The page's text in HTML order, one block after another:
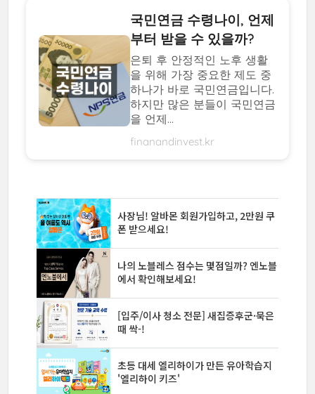
국민연금 수령나이, 언제
부터 받을 수 있을까?
은퇴 후 안정적인 노후 생활
을 위해 가장 중요한 제도 중
하나가 바로 국민연금입니다.
하지만 많은 분들이 국민연금
을 언제...
finanandinvest.kr